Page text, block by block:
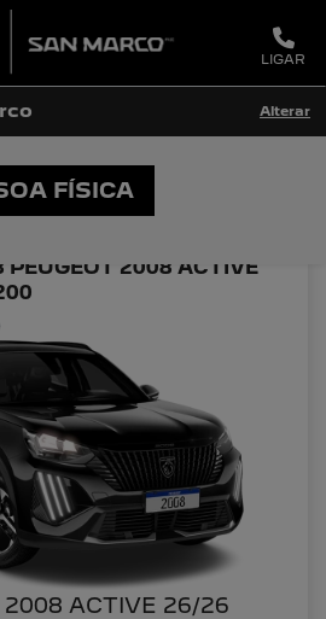
LIGAR
Alterar
FÍSICASAN MARCO
PEUGEOT 2008 ACTIVE
2008 ACTIVE 26/26